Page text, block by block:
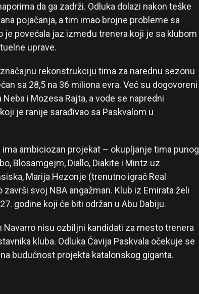
da ga zadrži. Odluka dolazi nakon teške
pojačanja, a tim imao brojne probleme sa
je povećala jaz između trenera koji je sa klubom
uprave.
rekonstrukciju tima za narednu sezonu
sa 28,5 na 36 miliona evra. Već su dogovoreni
i Mozesa Rajta, a vode se napredni
je ranije sarađivao sa Paskvalom u
ima ambiciozan projekat – okupljanje tima punog
Blosamgejm, Diallo, Diakite i Mintz uz
Marija Hezonje (trenutno igrač Real
svoj NBA angažman. Klub iz Emirata želi
godine koji će biti održan u Abu Dabiju.
Navarro nisu ozbiljni kandidati za mesto trenera
kluba. Odluka Ćavija Paskvala očekuje se
budućnost projekta katalonskog giganta.